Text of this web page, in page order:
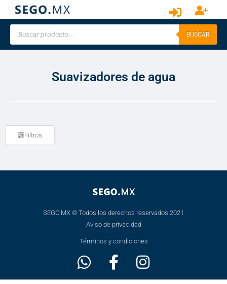
BUSCAR
Suavizadores de agua
Filtros
SEGO.MX © Todos los derechos reservados 2021
Aviso de privacidad
Términos y condiciones